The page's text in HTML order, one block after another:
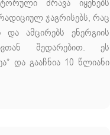
ძრავა იყენებს
ჯაგრისებს, რაც
და ამცირებს ენერგიის
შედარებით. ეს
და გააჩნია 10 წლიანი